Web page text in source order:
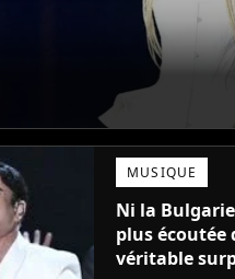
MUSIQUE
Ni la
plus écoutée
véritable